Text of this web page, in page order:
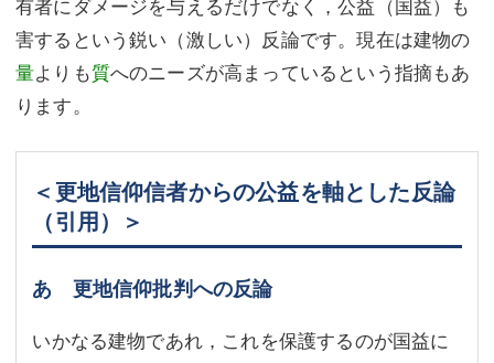
有者にダメージを与えるだけでなく，公益（国益）も
害するという鋭い（激しい）反論です。現在は建物の
量よりも質へのニーズが高まっているという指摘もあ
ります。
＜更地信仰信者からの公益を軸とした反論
（引用）＞
あ 更地信仰批判への反論
いかなる建物であれ，これを保護するのが国益に